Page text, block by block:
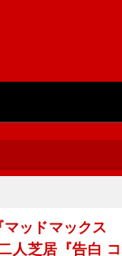
マッドマックス
人芝居『告白 コ